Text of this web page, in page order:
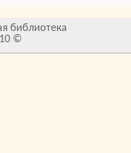
библиотека
©